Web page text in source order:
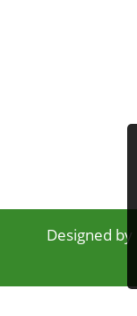
Designed by